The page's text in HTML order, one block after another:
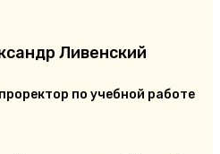
Ливенский
по учебной работе